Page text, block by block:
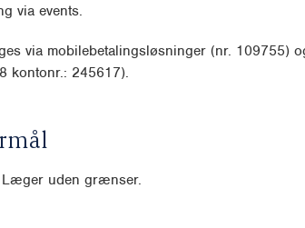
via events.
via mobilebetalingsløsninger (nr. 109755)
kontonr.: 245617).
Læger uden grænser.